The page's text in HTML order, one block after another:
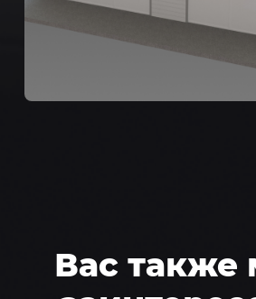
Вас также